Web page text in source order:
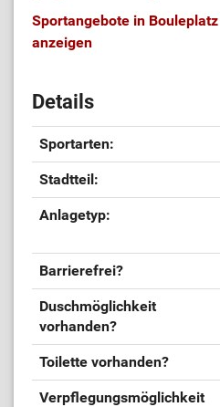
Sportangebote in
anzeigen
Details
Sportarten:
Stadtteil:
Anlagetyp:
Barrierefrei?
Duschmöglichkeit
vorhanden?
Toilette vorhanden?
Verpflegungsmöglichkeit